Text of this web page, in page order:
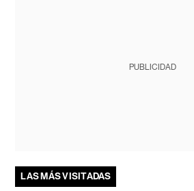
PUBLICIDAD
LAS MÁS VISITADAS